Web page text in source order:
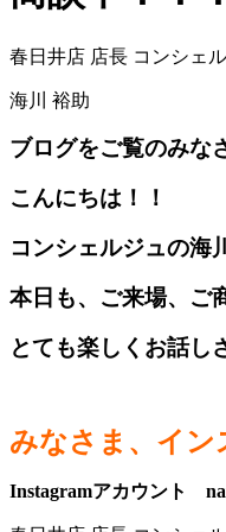
春日井店 店長 コンシェ
海川 裕助
ブログをご覧のみな
こんにちは！！
コンシェルジュの海
本日も、ご来場、ご
とても楽しくお話し
みなさま、イン
Instagramアカウント